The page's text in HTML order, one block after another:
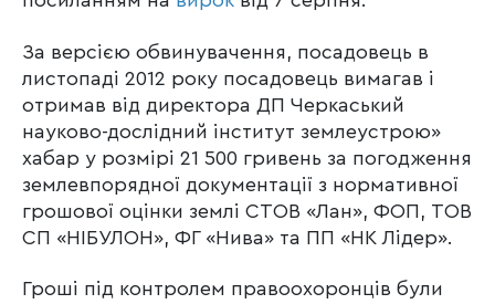
За версією обвинувачення, посадовець в
листопаді 2012 року посадовець вимагав і
отримав від директора ДП Черкаський
науково-дослідний інститут землеустрою»
хабар у розмірі 21 500 гривень за погодження
землевпорядної документації з нормативної
грошової оцінки землі СТОВ «Лан», ФОП, ТОВ
СП «НІБУЛОН», ФГ «Нива» та ПП «НК Лідер».
Гроші під контролем правоохоронців були